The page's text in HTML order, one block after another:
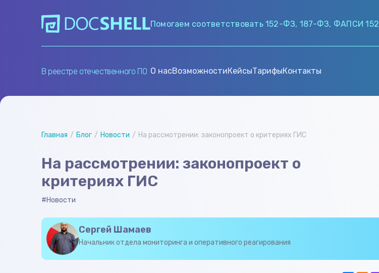
Помогаем соответствовать 152-ФЗ, 187-ФЗ, ФАПСИ 152
В реестре отечественного ПО О насВозможностиКейсыТарифыКонтакты
Главная Блог Новости На рассмотрении: законопроект о критериях ГИС
На рассмотрении: законопроект о
критериях ГИС
#Новости
Сергей Шамаев
Начальник отдела мониторинга и оперативного реагирования